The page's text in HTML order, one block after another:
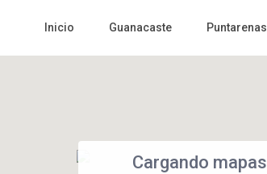
Inicio Guanacaste Puntarenas
Cargando mapas